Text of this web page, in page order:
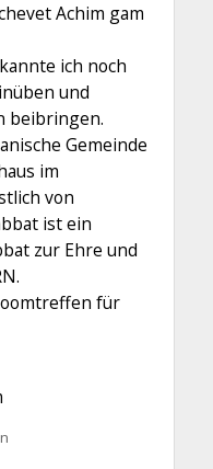
Achim gam
ich noch
und
beibringen.
Gemeinde
im
von
ist ein
zur Ehre und
für